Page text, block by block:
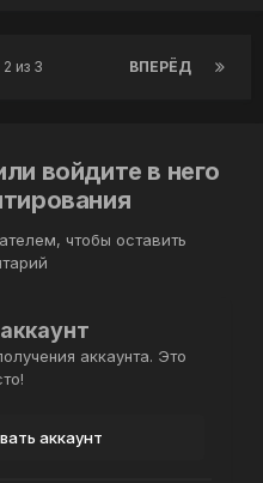
ВПЕРЁД
из 3
войдите в него
чтобы оставить
аккаунта. Это
аккаунт